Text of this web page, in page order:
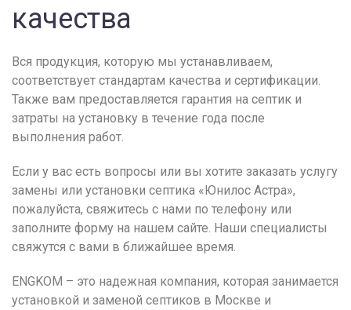
качества
Вся продукция, которую мы устанавливаем,
соответствует стандартам качества и сертификации.
Также вам предоставляется гарантия на септик и
затраты на установку в течение года после
выполнения работ.
Если у вас есть вопросы или вы хотите заказать услугу
замены или установки септика «Юнилос Астра»,
пожалуйста, свяжитесь с нами по телефону или
заполните форму на нашем сайте. Наши специалисты
свяжутся с вами в ближайшее время.
ENGKOM – это надежная компания, которая занимается
установкой и заменой септиков в Москве и